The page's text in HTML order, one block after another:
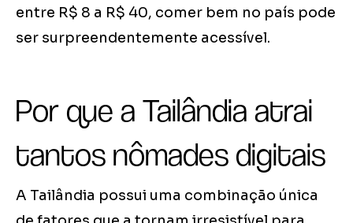
entre R$ 8 a R$ 40, comer bem no país pode
ser surpreendentemente acessível.
Por que a Tailândia atrai
tantos nômades digitais
A Tailândia possui uma combinação única